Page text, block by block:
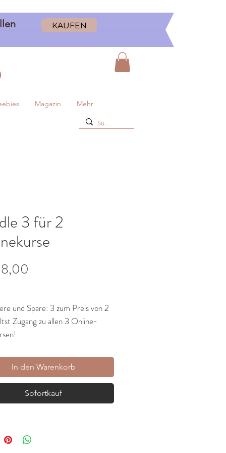
KAUFEN
Magazin Mehr
3 für 2
und Spare: 3 zum Preis von 2
Zugang zu allen 3 Online-
umfassendes Wissen zur
wirkungsvolle
wie Du Kinder mit der Technik
In den Warenkorb
Sofortkauf